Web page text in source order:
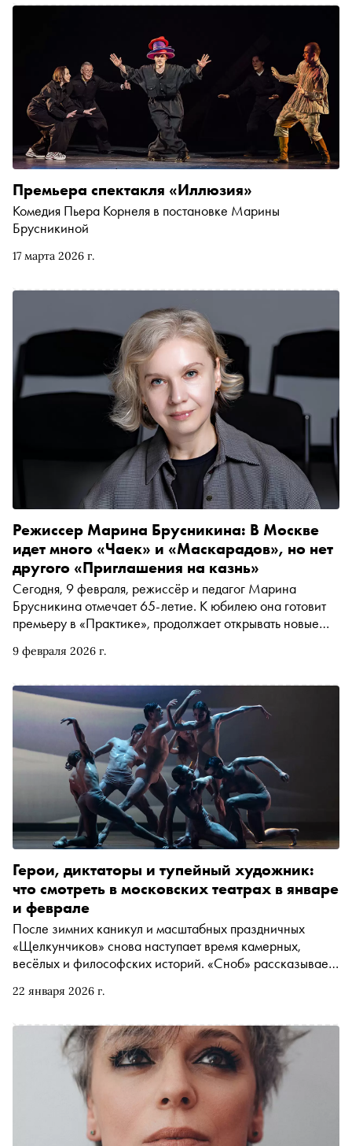
17 марта 2026 г.
Премьера спектакля «Иллюзия»
Комедия Пьера Корнеля в постановке Марины
Брусникиной
9 февраля 2026 г.
Режиссер Марина Брусникина: В Москве
идет много «Чаек» и «Маскарадов», но нет
другого «Приглашения на казнь»
Сегодня, 9 февраля, режиссёр и педагог Марина
Брусникина отмечает 65-летие. К юбилею она готовит
премьеру в «Практике», продолжает открывать новые
весеннего номера «Сноба». Но пока свежий журнал
интервью из нашего архива. В нём Брусникина
рассуждает о вещах, которые не теряют актуальности со
сменой театральных сезонов: о природе набоковских
текстов, ответственности перед учениками Школы-
студии МХАТ и о том, что вне работы у неё «все
начинает болеть и разваливаться».
22 января 2026 г.
Герои, диктаторы и тупейный художник:
что смотреть в московских театрах в январе
и феврале
После зимних каникул и масштабных праздничных
«Щелкунчиков» снова наступает время камерных,
весёлых и философских историй. «Сноб» рассказывает,